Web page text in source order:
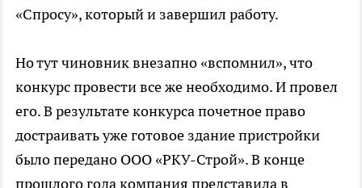
«Спросу», который и завершил работу.
Но тут чиновник внезапно «вспомнил», что
конкурс провести все же необходимо. И провел
его. В результате конкурса почетное право
достраивать уже готовое здание пристройки
было передано ООО «РКУ-Строй». В конце
прошлого года компания представила в